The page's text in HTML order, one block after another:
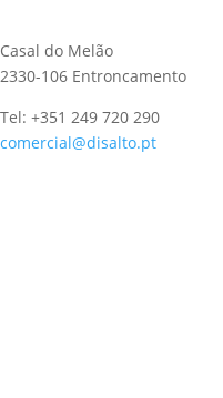
Casal do Melão
2330-106 Entroncamento
Tel: +351 249 720 290
comercial@disalto.pt